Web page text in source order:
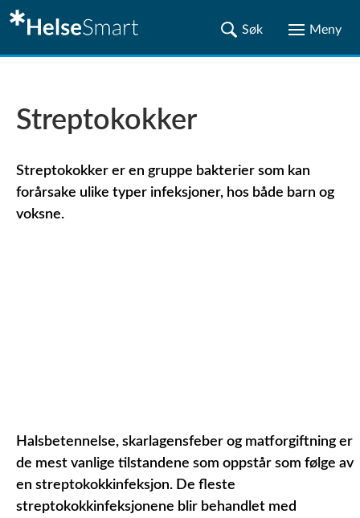
Streptokokker
Streptokokker er en gruppe bakterier som kan
forårsake ulike typer infeksjoner, hos både barn og
voksne.
Halsbetennelse, skarlagensfeber og matforgiftning er
de mest vanlige tilstandene som oppstår som følge av
en streptokokkinfeksjon. De fleste
streptokokkinfeksjonene blir behandlet med